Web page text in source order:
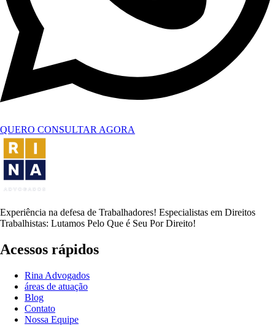
QUERO CONSULTAR AGORA
Experiência na defesa de Trabalhadores! Especialistas em Direitos
Trabalhistas: Lutamos Pelo Que é Seu Por Direito!
Acessos rápidos
Rina Advogados
áreas de atuação
Blog
Contato
Nossa Equipe